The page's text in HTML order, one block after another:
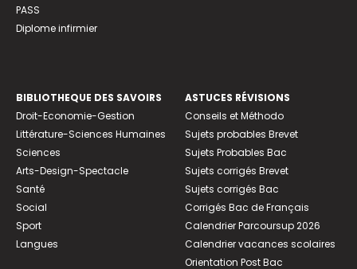
PASS
Diplome infirmier
BIBLIOTHEQUE DES SAVOIRS
Droit-Economie-Gestion
Littérature-Sciences Humaines
Sciences
Arts-Design-Spectacle
Santé
Social
Sport
Langues
ASTUCES RÉVISIONS
Conseils et Méthodo
Sujets probables Brevet
Sujets Probables Bac
Sujets corrigés Brevet
Sujets corrigés Bac
Corrigés Bac de Français
Calendrier Parcoursup 2026
Calendrier vacances scolaires
Orientation Post Bac